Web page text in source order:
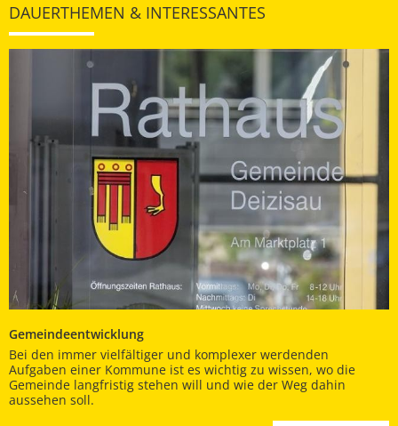
DAUERTHEMEN & INTERESSANTES
Gemeindeentwicklung
Bei den immer vielfältiger und komplexer werdenden
Aufgaben einer Kommune ist es wichtig zu wissen, wo die
Gemeinde langfristig stehen will und wie der Weg dahin
aussehen soll.